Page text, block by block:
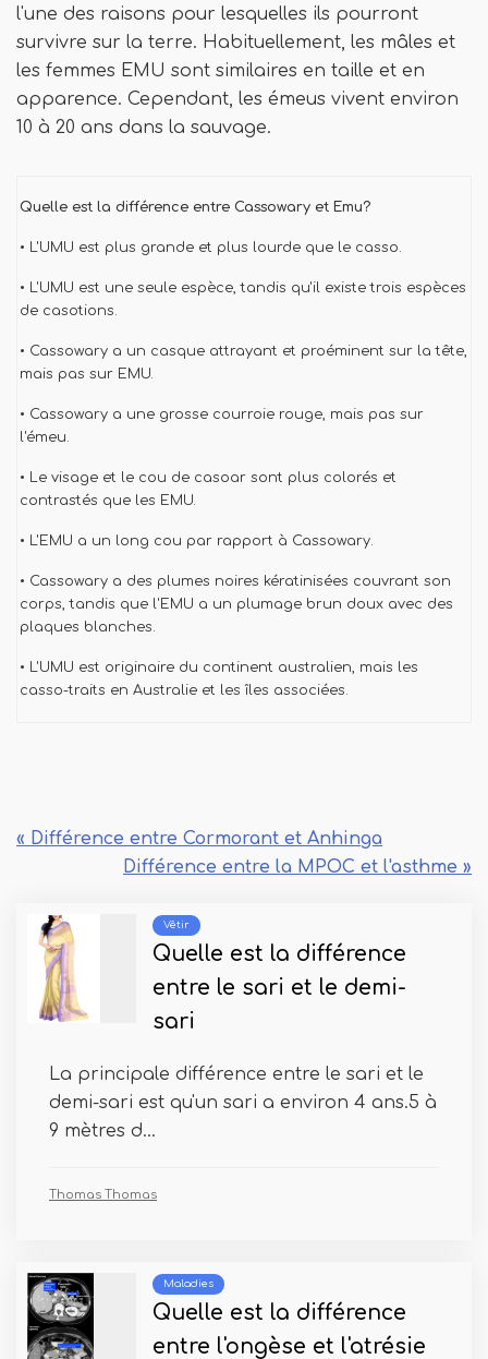
l'une des raisons pour lesquelles ils pourront
survivre sur la terre. Habituellement, les mâles et
les femmes EMU sont similaires en taille et en
apparence. Cependant, les émeus vivent environ
10 à 20 ans dans la sauvage.
Quelle est la différence entre Cassowary et Emu?
• L'UMU est plus grande et plus lourde que le casso.
• L'UMU est une seule espèce, tandis qu'il existe trois espèces
de casotions.
• Cassowary a un casque attrayant et proéminent sur la tête,
mais pas sur EMU.
• Cassowary a une grosse courroie rouge, mais pas sur
l'émeu.
• Le visage et le cou de casoar sont plus colorés et
contrastés que les EMU.
• L'EMU a un long cou par rapport à Cassowary.
• Cassowary a des plumes noires kératinisées couvrant son
corps, tandis que l'EMU a un plumage brun doux avec des
plaques blanches.
• L'UMU est originaire du continent australien, mais les
casso-traits en Australie et les îles associées.
« Différence entre Cormorant et Anhinga
Différence entre la MPOC et l'asthme »
Vêtir
Quelle est la différence
entre le sari et le demi-
sari
La principale différence entre le sari et le
demi-sari est qu'un sari a environ 4 ans.5 à
9 mètres d...
Thomas Thomas
Maladies
Quelle est la différence
entre l'ongèse et l'atrésie